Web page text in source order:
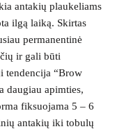
antakių plaukeliams
ilgą laiką. Skirtas
permanentinė
ir gali būti
tendencija “Brow
daugiau apimties,
fiksuojama 5 – 6
antakių iki tobulų